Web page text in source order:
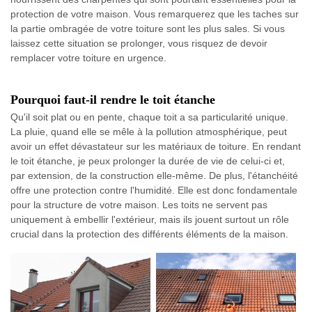
protection de votre maison. Vous remarquerez que les taches sur
la partie ombragée de votre toiture sont les plus sales. Si vous
laissez cette situation se prolonger, vous risquez de devoir
remplacer votre toiture en urgence.
Pourquoi faut-il rendre le toit étanche
Qu'il soit plat ou en pente, chaque toit a sa particularité unique.
La pluie, quand elle se mêle à la pollution atmosphérique, peut
avoir un effet dévastateur sur les matériaux de toiture. En rendant
le toit étanche, je peux prolonger la durée de vie de celui-ci et,
par extension, de la construction elle-même. De plus, l'étanchéité
offre une protection contre l'humidité. Elle est donc fondamentale
pour la structure de votre maison. Les toits ne servent pas
uniquement à embellir l'extérieur, mais ils jouent surtout un rôle
crucial dans la protection des différents éléments de la maison.